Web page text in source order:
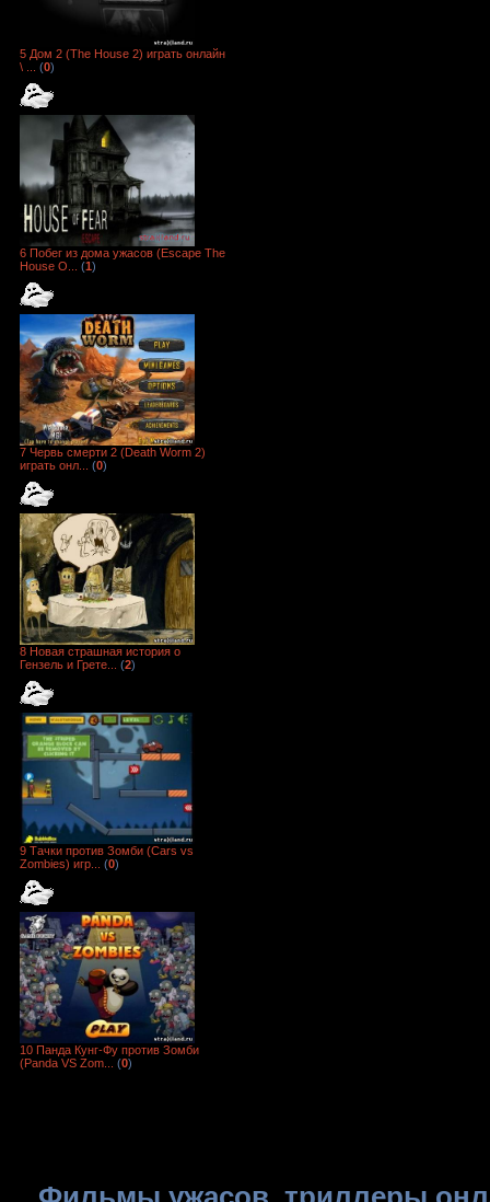
5 Дом 2 (The House 2) играть онлайн
\ ...
(0)
6 Побег из дома ужасов (Escape The
House O...
(1)
7 Червь смерти 2 (Death Worm 2)
играть онл...
(0)
8 Новая страшная история о
Гензель и Грете...
(2)
9 Тачки против Зомби (Cars vs
Zombies) игр...
(0)
10 Панда Кунг-Фу против Зомби
(Panda VS Zom...
(0)